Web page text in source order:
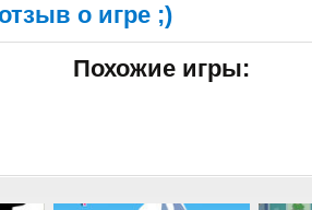
о игре ;)
Похожие игры: